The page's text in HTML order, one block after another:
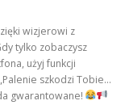
wizjerowi z
tylko zobaczysz
użyj funkcji
szkodzi Tobie…
gwarantowane!